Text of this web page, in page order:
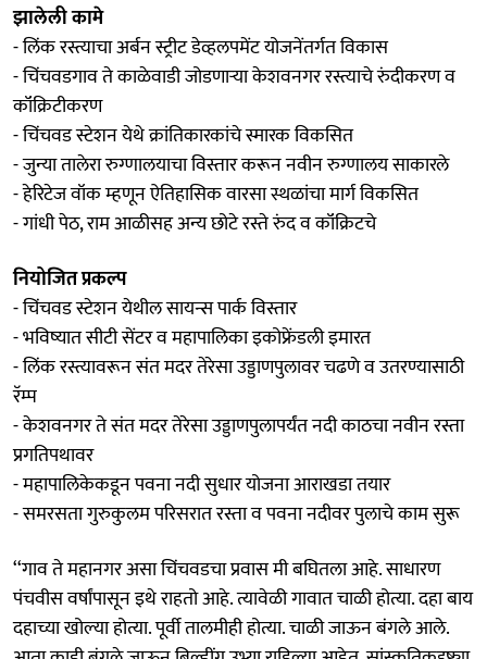
झालेली कामे
- लिंक रस्त्याचा अर्बन स्ट्रीट डेव्हलपमेंट योजनेंतर्गत विकास
- चिंचवडगाव ते काळेवाडी जोडणाऱ्या केशवनगर रस्त्याचे रुंदीकरण व
कॉंक्रिटीकरण
- चिंचवड स्टेशन येथे क्रांतिकारकांचे स्मारक विकसित
- जुन्या तालेरा रुग्णालयाचा विस्तार करून नवीन रुग्णालय साकारले
- हेरिटेज वॉक म्हणून ऐतिहासिक वारसा स्थळांचा मार्ग विकसित
- गांधी पेठ, राम आळीसह अन्य छोटे रस्ते रुंद व कॉंक्रिटचे
नियोजित प्रकल्प
- चिंचवड स्टेशन येथील सायन्स पार्क विस्तार
- भविष्यात सीटी सेंटर व महापालिका इकोफ्रेंडली इमारत
- लिंक रस्त्यावरून संत मदर तेरेसा उड्डाणपुलावर चढणे व उतरण्यासाठी
रॅम्प
- केशवनगर ते संत मदर तेरेसा उड्डाणपुलापर्यंत नदी काठचा नवीन रस्ता
प्रगतिपथावर
- महापालिकेकडून पवना नदी सुधार योजना आराखडा तयार
- समरसता गुरुकुलम परिसरात रस्ता व पवना नदीवर पुलाचे काम सुरू
‘‘गाव ते महानगर असा चिंचवडचा प्रवास मी बघितला आहे. साधारण
पंचवीस वर्षांपासून इथे राहतो आहे. त्यावेळी गावात चाळी होत्या. दहा बाय
दहाच्या खोल्या होत्या. पूर्वी तालमीही होत्या. चाळी जाऊन बंगले आले.